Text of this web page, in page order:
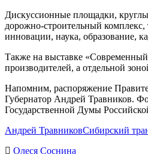
Дискуссионные площадки,
дорожно-строительный комплекс,
инновации, наука, образование,
Также на выставке «Современный
производителей, а отдельной
Напомним, распоряжение
Губернатор Андрей Травников.
Государственной Думы
Андрей ТравниковСибирский
Олеся Соснина